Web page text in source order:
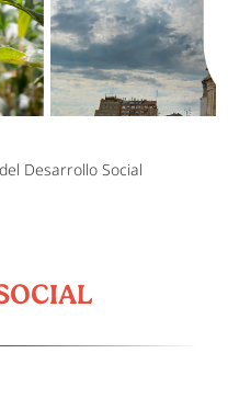
Desarrollo Social